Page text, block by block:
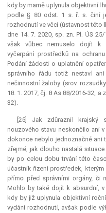
kdy by marně uplynula objektivní
podle § 80 odst. 1 s. ř. s. činí
rozhodnutí ve věci (ústavnost této
dne 14. 7. 2020, sp. zn. Pl. ÚS
však vůbec nemuselo dojít k
vyčerpání prostředků na
Podání žádosti o uplatnění
správního řádu totiž nestaví
nečinnostní žaloby (srov.
18. 1. 2017, čj. 8 As 88/2016-32, a
32).
[25] Jak zdůraznil krajský
nouzového stavu neskončilo ani
dokonce nebylo jednoznačné ani
zřejmé, jak dlouho nastalá
by po celou dobu trvání této
účastník řízení prostředek,
přímo před správními orgány, či
Mohlo by také dojít k absurdní, v
kdy by již uplynula objektivní
vydání rozhodnutí, avšak podle